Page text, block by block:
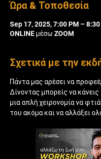
Ώρα & Τοποθεσία
Sep 17, 2025, 7:00 PM –
ONLINE μέσω ZOOM
Σχετικά με την
Πάντα μας αρέσει να
Δίνοντας μπορείς να
μια απλή χειρονομία να
του ακόμα και να αλλάξει